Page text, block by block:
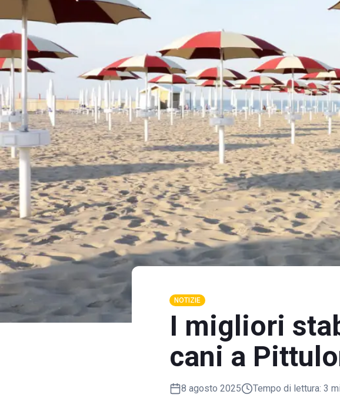
NOTIZIE
I migliori
cani a
8 agosto 2025 Tempo di lettura: 3